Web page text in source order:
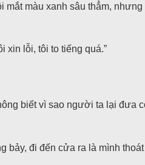
màu xanh sâu thẳm,
xin lỗi, tôi to tiếng quá.”
biết vì sao người ta lại đưa
đi đến cửa ra là mình